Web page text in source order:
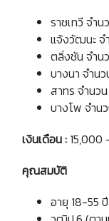
ราชเทวี จำน
แจ้งวัฒนะ จ
ตลิ่งชัน จำน
บางนา จำน
สาทร จำนว
บางโพ จำน
เงินเดือน: 15,000
คุณสมบัติ
อายุ 18-55 ปี